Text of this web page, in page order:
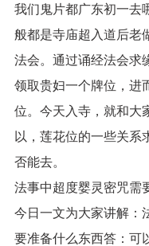
我们鬼片都广东初一去
般都是寺庙超入道后老
法会。通过诵经法会求
领取贵妇一个牌位，进
位。今天入寺，就和大
以，莲花位的一些关系
否能去。
法事中超度婴灵密咒需
今日一文为大家讲解：
要准备什么东西答：可